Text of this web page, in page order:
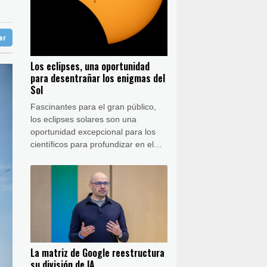
30 °C
36 °C
Buenos Aires
5 °C
13 °C
de Tailandia
su masajista
unos forenses
Los eclipses, una oportunidad
para desentrañar los enigmas del
Sol
Fascinantes para el gran público,
los eclipses solares son una
oportunidad excepcional para los
científicos para profundizar en el
más de un siglo, por ejemplo, uno
de estos fenómenos permitió
confirmar la teoría de la relatividad
de Einstein.
La matriz de Google reestructura